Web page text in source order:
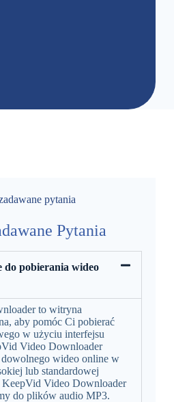
pytania
Pytania
do pobierania wideo
to witryna
aby pomóc Ci pobierać
w użyciu interfejsu
Video Downloader
wideo online w
lub standardowej
KeepVid Video Downloader
do plików audio MP3.